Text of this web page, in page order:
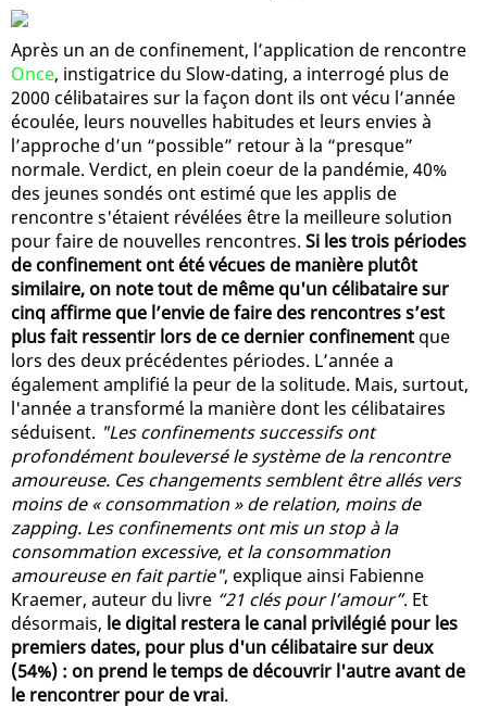
Après un an de confinement, l’application de rencontre
Once, instigatrice du Slow-dating, a interrogé plus de
2000 célibataires sur la façon dont ils ont vécu l’année
écoulée, leurs nouvelles habitudes et leurs envies à
l’approche d’un “possible” retour à la “presque”
normale. Verdict, en plein coeur de la pandémie, 40%
des jeunes sondés ont estimé que les applis de
rencontre s'étaient révélées être la meilleure solution
pour faire de nouvelles rencontres. Si les trois périodes
de confinement ont été vécues de manière plutôt
similaire, on note tout de même qu'un célibataire sur
cinq affirme que l’envie de faire des rencontres s’est
plus fait ressentir lors de ce dernier confinement que
lors des deux précédentes périodes. L’année a
également amplifié la peur de la solitude. Mais, surtout,
l'année a transformé la manière dont les célibataires
séduisent. "Les confinements successifs ont
profondément bouleversé le système de la rencontre
amoureuse. Ces changements semblent être allés vers
moins de « consommation » de relation, moins de
zapping. Les confinements ont mis un stop à la
consommation excessive, et la consommation
amoureuse en fait partie", explique ainsi Fabienne
Kraemer, auteur du livre “21 clés pour l’amour”. Et
désormais, le digital restera le canal privilégié pour les
premiers dates, pour plus d'un célibataire sur deux
(54%) : on prend le temps de découvrir l'autre avant de
le rencontrer pour de vrai.